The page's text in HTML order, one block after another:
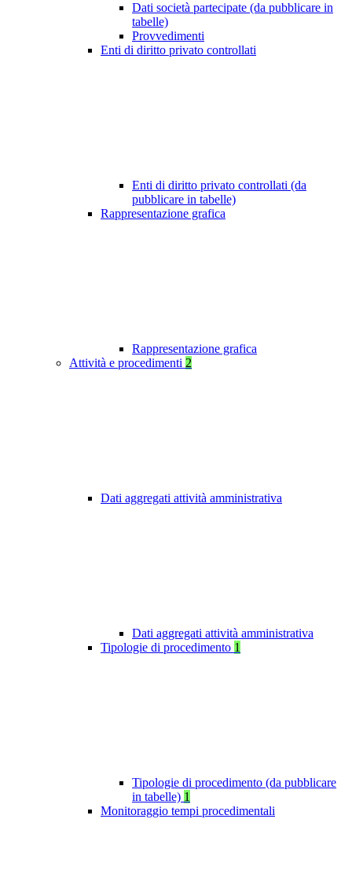
Dati società partecipate (da pubblicare in
tabelle)
Provvedimenti
Enti di diritto privato controllati
Enti di diritto privato controllati (da
pubblicare in tabelle)
Rappresentazione grafica
Rappresentazione grafica
Attività e procedimenti 2
Dati aggregati attività amministrativa
Dati aggregati attività amministrativa
Tipologie di procedimento 1
Tipologie di procedimento (da pubblicare
in tabelle) 1
Monitoraggio tempi procedimentali